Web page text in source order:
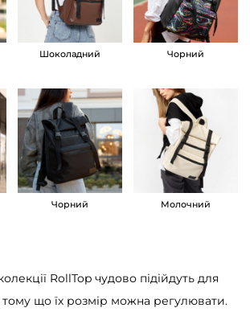
Шоколадний Чорний
Чорний Молочний
RollTop чудово підійдуть для
тому що їх розмір можна регулювати.